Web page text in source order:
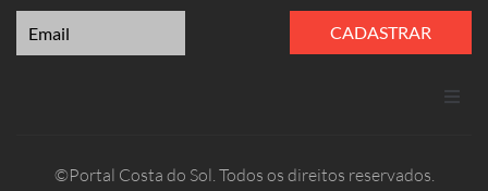
CADASTRAR
©Portal Costa do Sol. Todos os direitos reservados.